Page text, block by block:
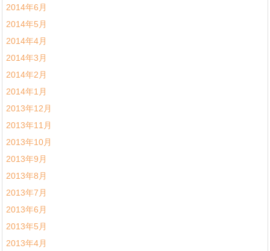
2014年6月
2014年5月
2014年4月
2014年3月
2014年2月
2014年1月
2013年12月
2013年11月
2013年10月
2013年9月
2013年8月
2013年7月
2013年6月
2013年5月
2013年4月